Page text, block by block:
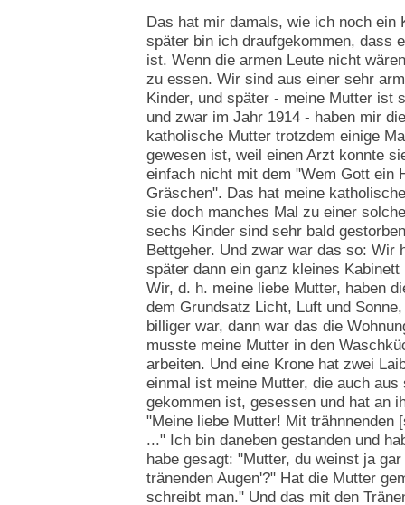
Das hat mir damals, wie ich noch ein
später bin ich draufgekommen, dass
ist. Wenn die armen Leute nicht
zu essen. Wir sind aus einer sehr
Kinder, und später - meine Mutter ist
und zwar im Jahr 1914 - haben mir
katholische Mutter trotzdem einige
gewesen ist, weil einen Arzt konnte
einfach nicht mit dem "Wem Gott ein
Gräschen". Das hat meine
sie doch manches Mal zu einer
sechs Kinder sind sehr bald
Bettgeher. Und zwar war das so: Wir
später dann ein ganz kleines
Wir, d. h. meine liebe Mutter, haben
dem Grundsatz Licht, Luft und
billiger war, dann war das die
musste meine Mutter in den
arbeiten. Und eine Krone hat zwei
einmal ist meine Mutter, die auch
gekommen ist, gesessen und hat an
"Meine liebe Mutter! Mit trähnnenden
..." Ich bin daneben gestanden und
habe gesagt: "Mutter, du weinst ja
tränenden Augen'?" Hat die Mutter
schreibt man." Und das mit den